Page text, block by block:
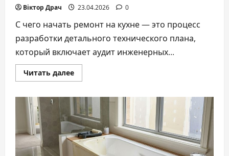
Віктор Драч 23.04.2026 0
С чего начать ремонт на кухне — это процесс
разработки детального технического плана,
который включает аудит инженерных...
Читать далееПрочитать
больше
чего
начать
ремонт
на
кухне
в
2026
году